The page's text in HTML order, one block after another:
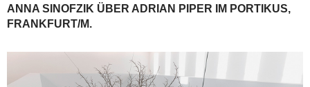
ANNA SINOFZIK ÜBER ADRIAN PIPER IM PORTIKUS,
FRANKFURT/M.